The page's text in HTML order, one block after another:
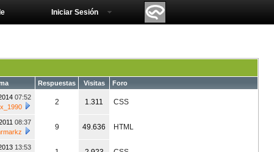
Iniciar Sesión
Respuestas Visitas
Foro
07:52
2 1.311 CSS
08:37
9 49.636 HTML
13:53